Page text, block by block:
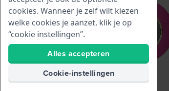
cookies. Wanneer je zelf wilt kiezen
welke cookies je aanzet, klik je op
“cookie instellingen”.
Alles accepteren
Cookie-instellingen